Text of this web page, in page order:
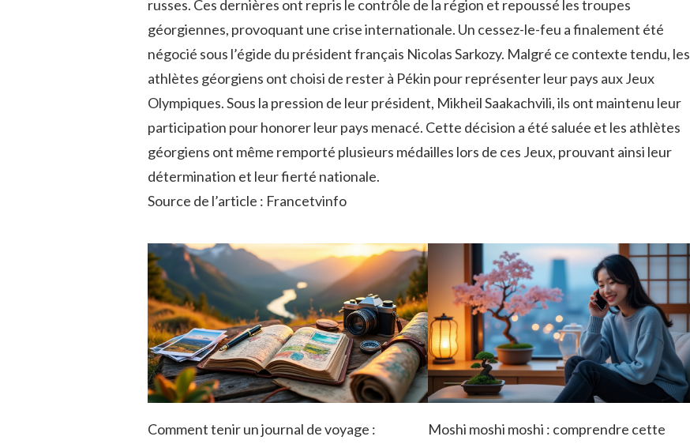
russes. Ces dernières ont repris le contrôle de la région et repoussé les troupes
géorgiennes, provoquant une crise internationale. Un cessez-le-feu a finalement été
négocié sous l’égide du président français Nicolas Sarkozy. Malgré ce contexte tendu, les
athlètes géorgiens ont choisi de rester à Pékin pour représenter leur pays aux Jeux
Olympiques. Sous la pression de leur président, Mikheil Saakachvili, ils ont maintenu leur
participation pour honorer leur pays menacé. Cette décision a été saluée et les athlètes
géorgiens ont même remporté plusieurs médailles lors de ces Jeux, prouvant ainsi leur
détermination et leur fierté nationale.
Source de l’article : Francetvinfo
Comment tenir un journal de voyage :
Moshi moshi moshi : comprendre cette